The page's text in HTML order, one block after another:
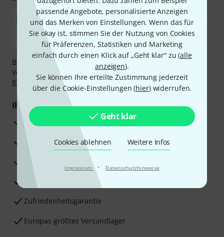
passende Angebote, personalisierte Anzeigen
und das Merken von Einstellungen. Wenn das für
Sie okay ist, stimmen Sie der Nutzung von Cookies
für Präferenzen, Statistiken und Marketing
einfach durch einen Klick auf „Geht klar“ zu (alle
anzeigen).
Sie können Ihre erteilte Zustimmung jederzeit
über die Cookie-Einstellungen (hier) widerrufen.
Geht klar
Cookies ablehnen Weitere Infos
Impressum · Datenschutzhinweise
Bezahlen Sie vertraulich und sicher per Nachnahme,
Vorkasse, PayPal, Amazon Pay,Klarna Sofort bezahlen
Klarna Ratenzahlungoder Kreditkarte.
Ihre Vorteile
3 Jahre Thomann Garantie
30 Tage Money-Back-Garantie
Beratung durch Fachexperten
Zufriedenheitsgarantie
Europas größtes Versandlager